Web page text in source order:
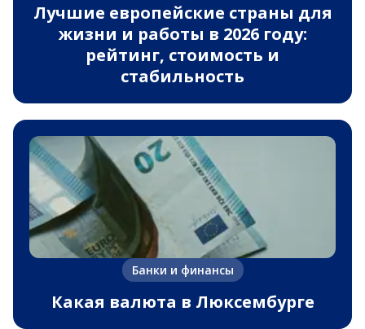
Лучшие европейские страны для
жизни и работы в 2026 году:
рейтинг, стоимость и
стабильность
Банки и финансы
Какая валюта в Люксембурге